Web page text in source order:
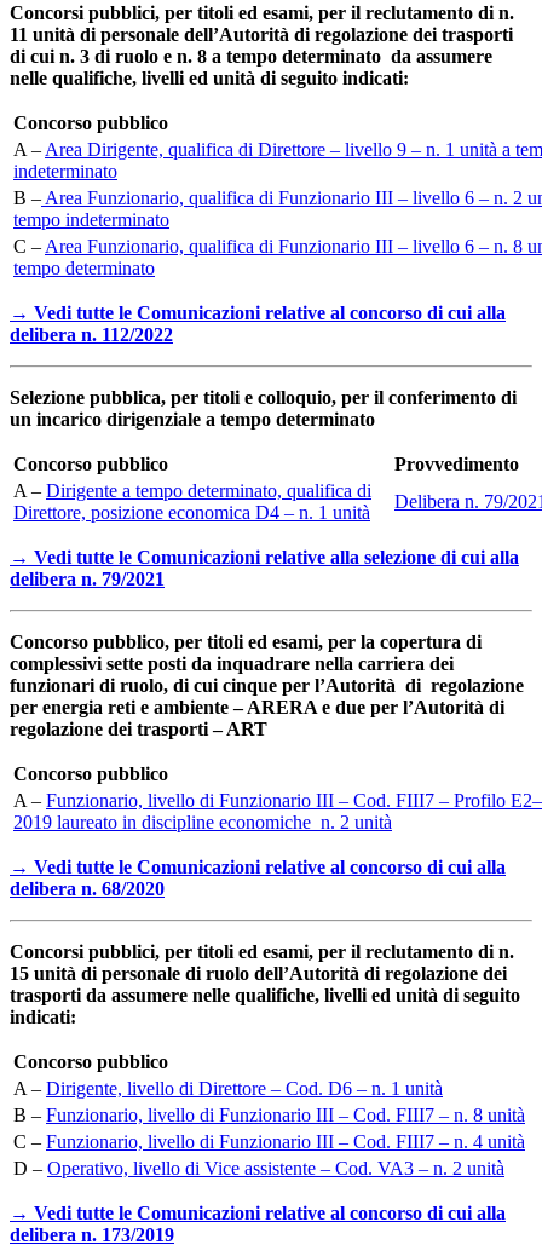
Concorsi pubblici, per titoli ed esami, per il reclutamento di n.
11 unità di personale dell’Autorità di regolazione dei trasporti
di cui n. 3 di ruolo e n. 8 a tempo determinato da assumere
nelle qualifiche, livelli ed unità di seguito indicati:
Concorso pubblico
A – Area Dirigente, qualifica di Direttore – livello 9 – n. 1 unità a
indeterminato
B – Area Funzionario, qualifica di Funzionario III – livello 6 – n. 2
tempo indeterminato
C – Area Funzionario, qualifica di Funzionario III – livello 6 – n. 8
tempo determinato
→ Vedi tutte le Comunicazioni relative al concorso di cui alla
delibera n. 112/2022
Selezione pubblica, per titoli e colloquio, per il conferimento di
un incarico dirigenziale a tempo determinato
Concorso pubblico
Provvedimento
A – Dirigente a tempo determinato, qualifica di
Direttore, posizione economica D4 – n. 1 unità
Delibera n. 79/
→ Vedi tutte le Comunicazioni relative alla selezione di cui alla
delibera n. 79/2021
Concorso pubblico, per titoli ed esami, per la copertura di
complessivi sette posti da inquadrare nella carriera dei
funzionari di ruolo, di cui cinque per l’Autorità di regolazione
per energia reti e ambiente – ARERA e due per l’Autorità di
regolazione dei trasporti – ART
Concorso pubblico
A – Funzionario, livello di Funzionario III – Cod. FIII7 – Profilo
2019 laureato in discipline economiche n. 2 unità
→ Vedi tutte le Comunicazioni relative al concorso di cui alla
delibera n. 68/2020
Concorsi pubblici, per titoli ed esami, per il reclutamento di n.
15 unità di personale di ruolo dell’Autorità di regolazione dei
trasporti da assumere nelle qualifiche, livelli ed unità di seguito
indicati:
Concorso pubblico
A – Dirigente, livello di Direttore – Cod. D6 – n. 1 unità
B – Funzionario, livello di Funzionario III – Cod. FIII7 – n. 8 unità
C – Funzionario, livello di Funzionario III – Cod. FIII7 – n. 4 unità
D – Operativo, livello di Vice assistente – Cod. VA3 – n. 2 unità
→ Vedi tutte le Comunicazioni relative al concorso di cui alla
delibera n. 173/2019